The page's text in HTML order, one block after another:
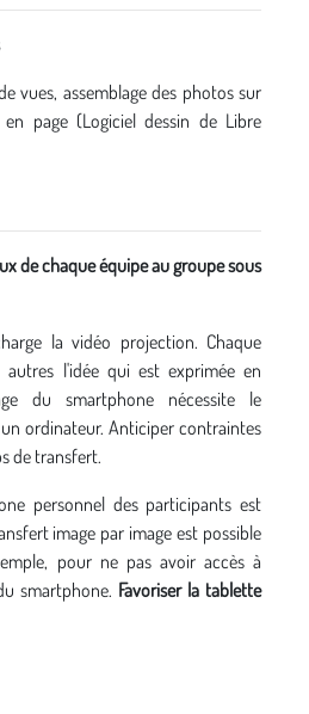
vues, assemblage des photos sur
page (Logiciel dessin de Libre
de chaque équipe au groupe sous
la vidéo projection. Chaque
l'idée qui est exprimée en
du smartphone nécessite le
ordinateur. Anticiper contraintes
de transfert.
personnel des participants est
image par image est possible
pour ne pas avoir accès à
smartphone. Favoriser la tablette